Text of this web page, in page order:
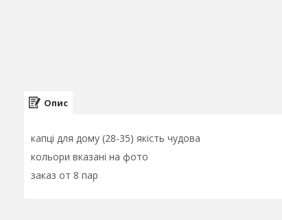
Опис
капці для дому (28-35) якість чудова
кольори вказані на фото
заказ от 8 пар